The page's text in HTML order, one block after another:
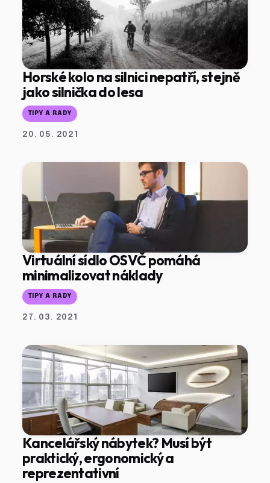
Horské kolo na silnici nepatří, stejně
jako silnička do lesa
TIPY A RADY
20. 05. 2021
Virtuální sídlo OSVČ pomáhá
minimalizovat náklady
TIPY A RADY
27. 03. 2021
Kancelářský nábytek? Musí být
praktický, ergonomický a
reprezentativní